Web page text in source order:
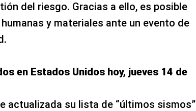
del riesgo. Gracias a ello, es posible
y materiales ante un evento de
en Estados Unidos hoy, jueves 14 de
actualizada su lista de “últimos sismos”